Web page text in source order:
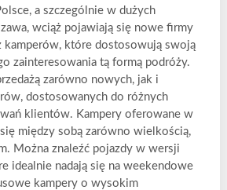
a szczególnie w dużych
wciąż pojawiają się nowe firmy
kamperów, które dostosowują swoją
zainteresowania tą formą podróży.
zarówno nowych, jak i
dostosowanych do różnych
klientów. Kampery oferowane w
między sobą zarówno wielkością,
Można znaleźć pojazdy w wersji
idealnie nadają się na weekendowe
kampery o wysokim